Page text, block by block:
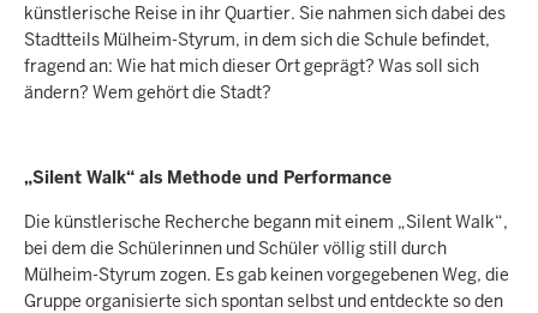
künstlerische Reise in ihr Quartier. Sie nahmen sich dabei des
Stadtteils Mülheim-Styrum, in dem sich die Schule befindet,
fragend an: Wie hat mich dieser Ort geprägt? Was soll sich
ändern? Wem gehört die Stadt?
„Silent Walk“ als Methode und Performance
Die künstlerische Recherche begann mit einem „Silent Walk“,
bei dem die Schülerinnen und Schüler völlig still durch
Mülheim-Styrum zogen. Es gab keinen vorgegebenen Weg, die
Gruppe organisierte sich spontan selbst und entdeckte so den